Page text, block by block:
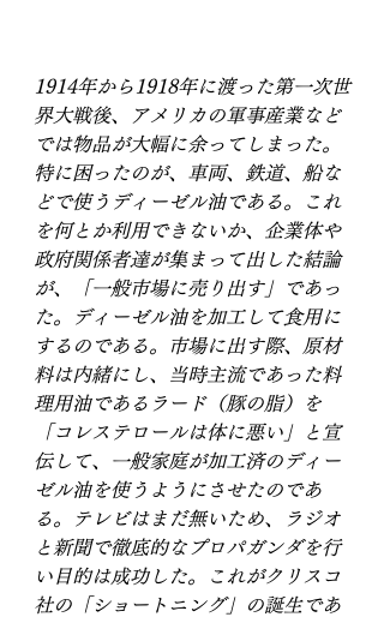
1914年から1918年に渡った第一次世
界大戦後、アメリカの軍事産業など
では物品が大幅に余ってしまった。
特に困ったのが、車両、鉄道、船な
どで使うディーゼル油である。これ
を何とか利用できないか、企業体や
政府関係者達が集まって出した結論
が、「一般市場に売り出す」であっ
た。ディーゼル油を加工して食用に
するのである。市場に出す際、原材
料は内緒にし、当時主流であった料
理用油であるラード（豚の脂）を
「コレステロールは体に悪い」と宣
伝して、一般家庭が加工済のディー
ゼル油を使うようにさせたのであ
る。テレビはまだ無いため、ラジオ
と新聞で徹底的なプロパガンダを行
い目的は成功した。これがクリスコ
社の「ショートニング」の誕生であ